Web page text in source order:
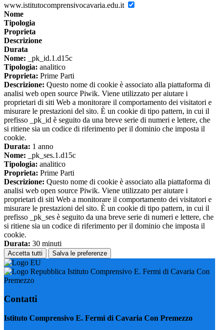
www.istitutocomprensivocavaria.edu.it
Nome
Tipologia
Proprieta
Descrizione
Durata
Nome: _pk_id.1.d15c
Tipologia: analitico
Proprieta: Prime Parti
Descrizione: Questo nome di cookie è associato alla piattaforma di
analisi web open source Piwik. Viene utilizzato per aiutare i
proprietari di siti Web a monitorare il comportamento dei visitatori e
misurare le prestazioni del sito. È un cookie di tipo pattern, in cui il
prefisso _pk_id è seguito da una breve serie di numeri e lettere, che
si ritiene sia un codice di riferimento per il dominio che imposta il
cookie.
Durata: 1 anno
Nome: _pk_ses.1.d15c
Tipologia: analitico
Proprieta: Prime Parti
Descrizione: Questo nome di cookie è associato alla piattaforma di
analisi web open source Piwik. Viene utilizzato per aiutare i
proprietari di siti Web a monitorare il comportamento dei visitatori e
misurare le prestazioni del sito. È un cookie di tipo pattern, in cui il
prefisso _pk_ses è seguito da una breve serie di numeri e lettere, che
si ritiene sia un codice di riferimento per il dominio che imposta il
cookie.
Durata: 30 minuti
Accetta tutti Salva le preferenze
Istituto Comprensivo E. Fermi di Cavaria Con
Premezzo
Contatti
Istituto Comprensivo E. Fermi di Cavaria Con Premezzo